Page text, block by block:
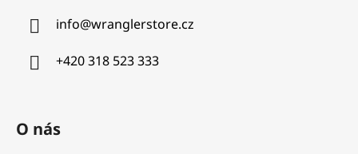
info@wranglerstore.cz
+420 318 523 333
O nás